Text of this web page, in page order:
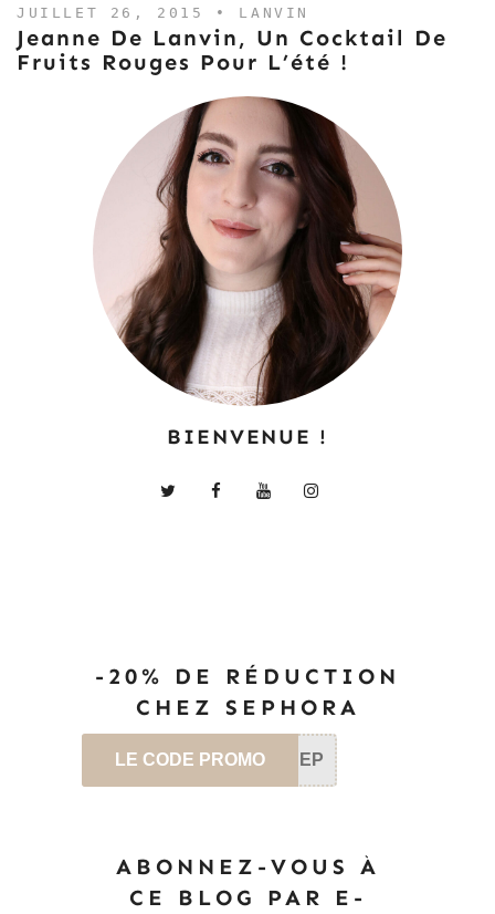
JUILLET 26, 2015 • LANVIN
Jeanne De Lanvin, Un Cocktail De
Fruits Rouges Pour L’été !
BIENVENUE !
-20% DE RÉDUCTION
CHEZ SEPHORA
LE CODE PROMO SEP
ABONNEZ-VOUS À
CE BLOG PAR E-